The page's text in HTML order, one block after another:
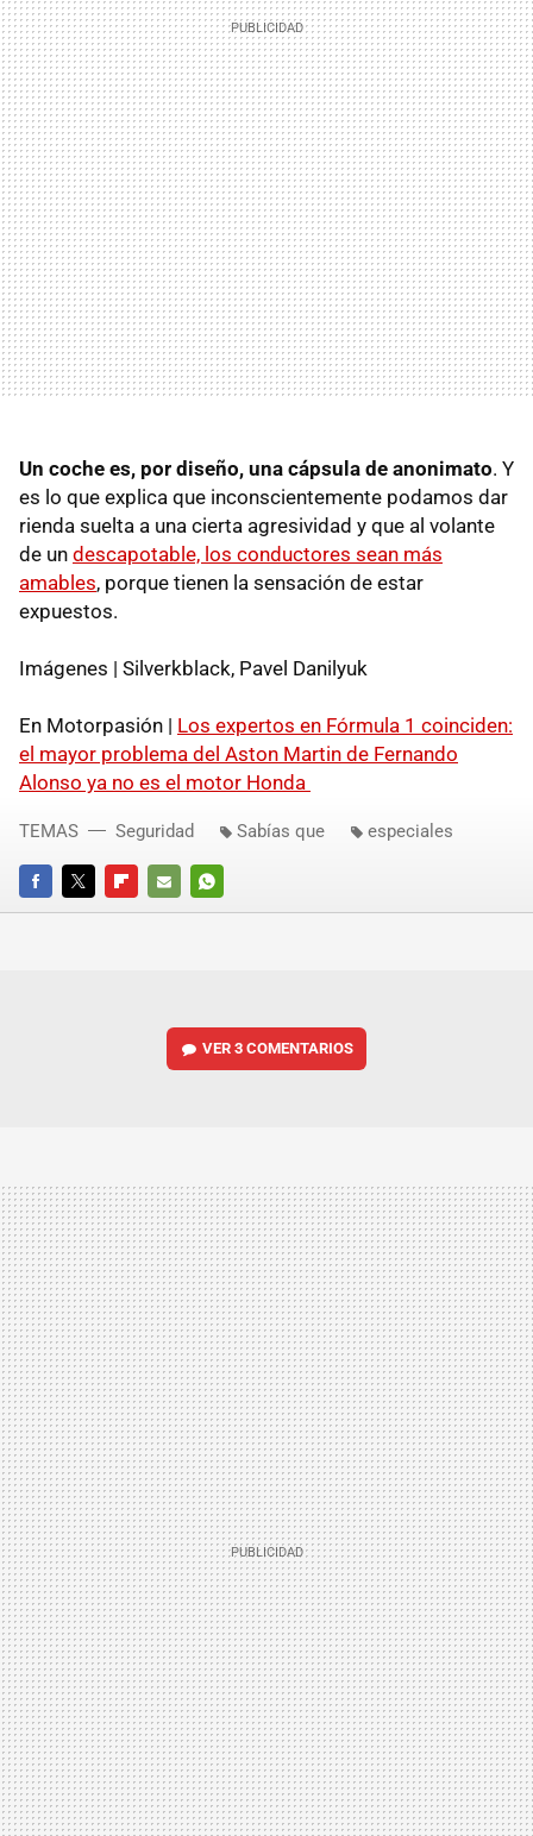
Un coche es, por diseño, una cápsula de anonimato. Y
es lo que explica que inconscientemente podamos dar
rienda suelta a una cierta agresividad y que al volante
de un descapotable, los conductores sean más
amables, porque tienen la sensación de estar
expuestos.
Imágenes | Silverkblack, Pavel Danilyuk
En Motorpasión | Los expertos en Fórmula 1 coinciden:
el mayor problema del Aston Martin de Fernando
Alonso ya no es el motor Honda
FACEBOOKTWITTERFLIPBOARD
E-
WHATSAPP
TEMAS Seguridad Sabías que especiales
VER3 COMENTARIOS